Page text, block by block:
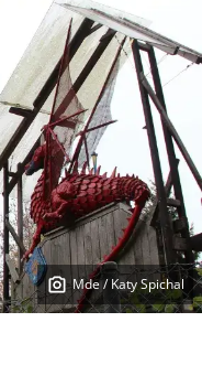
Mde / Katy Spichal